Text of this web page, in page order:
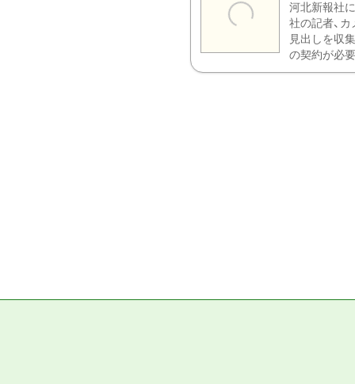
河北新報社
社の記者、
見出しを収
の契約が必要